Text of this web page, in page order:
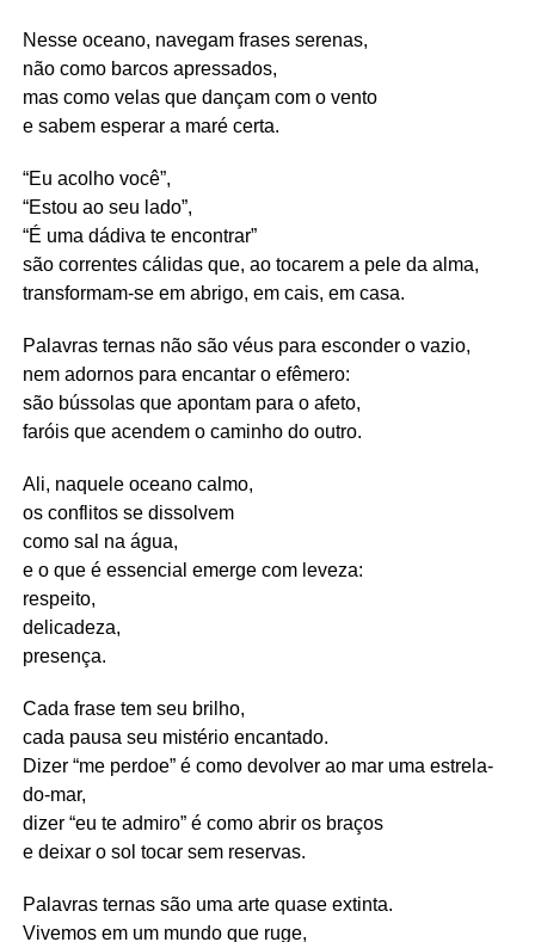
Nesse oceano, navegam frases serenas,
não como barcos apressados,
mas como velas que dançam com o vento
e sabem esperar a maré certa.
“Eu acolho você”,
“Estou ao seu lado”,
“É uma dádiva te encontrar”
são correntes cálidas que, ao tocarem a pele da alma,
transformam-se em abrigo, em cais, em casa.
Palavras ternas não são véus para esconder o vazio,
nem adornos para encantar o efêmero:
são bússolas que apontam para o afeto,
faróis que acendem o caminho do outro.
Ali, naquele oceano calmo,
os conflitos se dissolvem
como sal na água,
e o que é essencial emerge com leveza:
respeito,
delicadeza,
presença.
Cada frase tem seu brilho,
cada pausa seu mistério encantado.
Dizer “me perdoe” é como devolver ao mar uma estrela-
do-mar,
dizer “eu te admiro” é como abrir os braços
e deixar o sol tocar sem reservas.
Palavras ternas são uma arte quase extinta.
Vivemos em um mundo que ruge,